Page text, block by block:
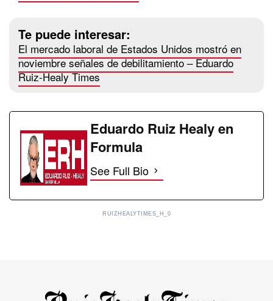
Te puede interesar:
El mercado laboral de Estados Unidos mostró en
noviembre señales de debilitamiento – Eduardo
Ruiz-Healy Times
Eduardo Ruiz Healy en
Formula
See Full Bio
RUIZHEALYTIMES_H_0